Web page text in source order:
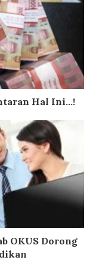
Hal Ini...!
OKUS Dorong